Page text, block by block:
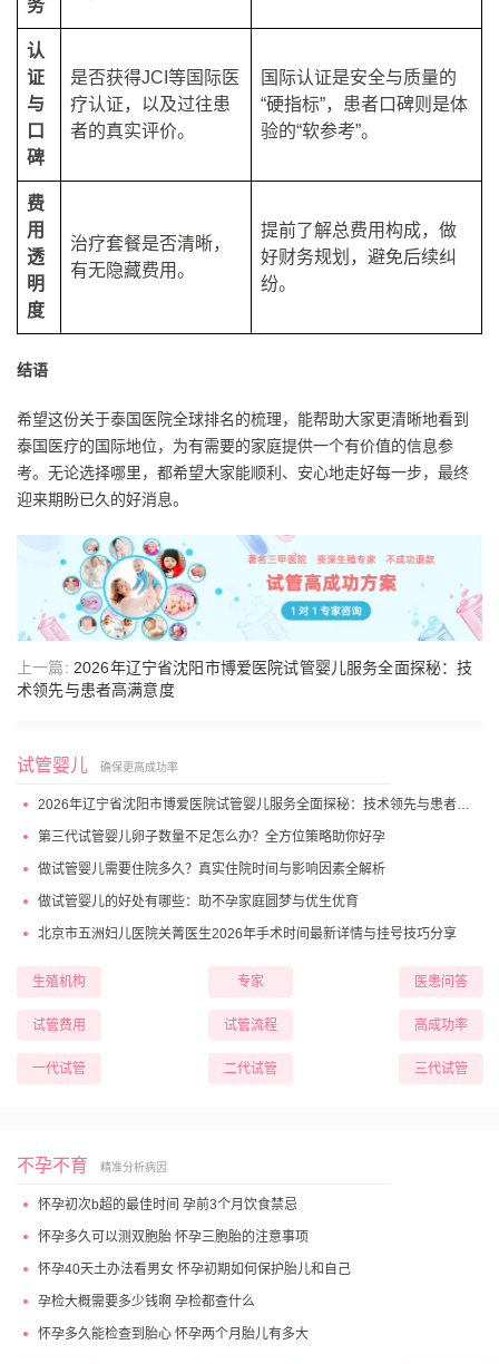
务
认
证
与
口
碑
是否获得JCI等国际医
疗认证，以及过往患
者的真实评价。
国际认证是安全与质量的
“硬指标”，患者口碑则是体
验的“软参考”。
费
用
透
明
度
治疗套餐是否清晰，
有无隐藏费用。
提前了解总费用构成，做
好财务规划，避免后续纠
纷。
结语
希望这份关于泰国医院全球排名的梳理，能帮助大家更清晰地看到
泰国医疗的国际地位，为有需要的家庭提供一个有价值的信息参
考。无论选择哪里，都希望大家能顺利、安心地走好每一步，最终
迎来期盼已久的好消息。
上一篇: 2026年辽宁省沈阳市博爱医院试管婴儿服务全面探秘：技
术领先与患者高满意度
试管婴儿 确保更高成功率
2026年辽宁省沈阳市博爱医院试管婴儿服务全面探秘：技术领先与患者高满意度
第三代试管婴儿卵子数量不足怎么办？全方位策略助你好孕
做试管婴儿需要住院多久？真实住院时间与影响因素全解析
做试管婴儿的好处有哪些：助不孕家庭圆梦与优生优育
北京市五洲妇儿医院关菁医生2026年手术时间最新详情与挂号技巧分享
生殖机构 专家 医患问答
试管费用 试管流程 高成功率
一代试管 二代试管 三代试管
不孕不育 精准分析病因
怀孕初次b超的最佳时间 孕前3个月饮食禁忌
怀孕多久可以测双胞胎 怀孕三胞胎的注意事项
怀孕40天土办法看男女 怀孕初期如何保护胎儿和自己
孕检大概需要多少钱啊 孕检都查什么
怀孕多久能检查到胎心 怀孕两个月胎儿有多大